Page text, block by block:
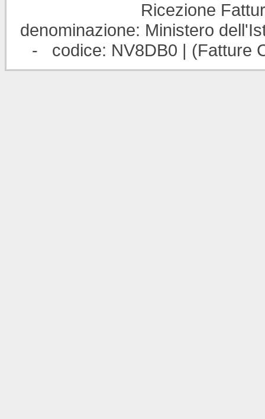
Ricezione
denominazione: Ministero
- codice: NV8DB0 | (Fatture